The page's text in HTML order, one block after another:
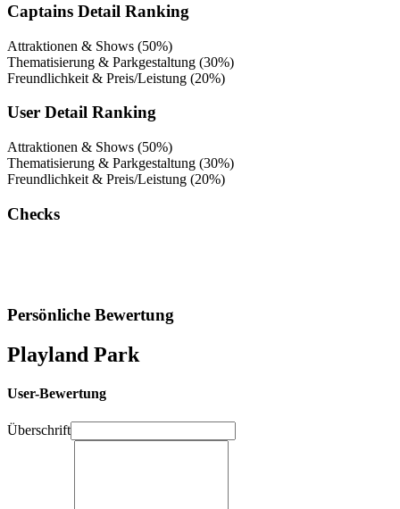
Captains Detail Ranking
Attraktionen & Shows (50%)
Thematisierung & Parkgestaltung (30%)
Freundlichkeit & Preis/Leistung (20%)
User Detail Ranking
Attraktionen & Shows (50%)
Thematisierung & Parkgestaltung (30%)
Freundlichkeit & Preis/Leistung (20%)
Checks
Persönliche Bewertung
Playland Park
User-Bewertung
Überschrift